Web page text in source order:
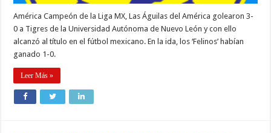
América Campeón de la Liga MX, Las Águilas del América golearon 3-
0 a Tigres de la Universidad Autónoma de Nuevo León y con ello
alcanzó al título en el fútbol mexicano. En la ida, los ‘Felinos’ habían
ganado 1-0.
Leer Más »